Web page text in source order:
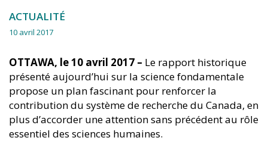
ACTUALITÉ
10 avril 2017
OTTAWA, le 10 avril 2017 – Le rapport historique
présenté aujourd’hui sur la science fondamentale
propose un plan fascinant pour renforcer la
contribution du système de recherche du Canada, en
plus d’accorder une attention sans précédent au rôle
essentiel des sciences humaines.